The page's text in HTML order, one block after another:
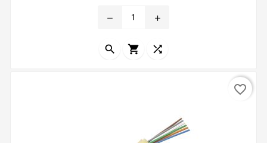
incremento cada 2 pies Coacutedigo de colores
Dieleacutectrica Tipo Plenum OFNP Cumplimiento
remove add
  
favorite_border